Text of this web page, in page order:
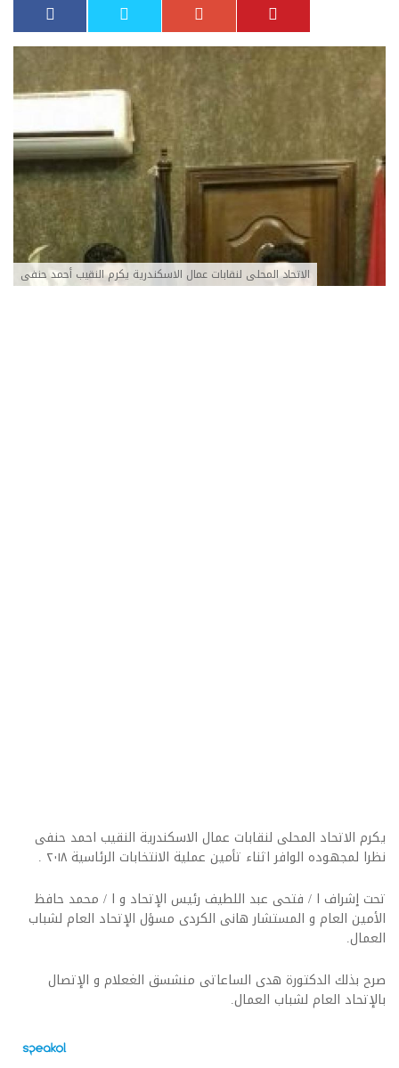
الاتحاد المحلى لنقابات عمال الاسكندرية يكرم النقيب أحمد حنفى
يكرم الاتحاد المحلى لنقابات عمال الاسكندرية النقيب احمد حنفى
نظرا لمجهوده الوافر اثناء تأمين عملية الانتخابات الرئاسية ٢٠١٨ .
تحت إشراف ا / فتحى عبد اللطيف رئيس الإتحاد و ا / محمد حافظ
الأمين العام و المستشار هانى الكردى مسؤل الإتحاد العام لشباب
العمال.
صرح بذلك الدكتورة هدى الساعاتى منشسق الغعلام و الإتصال
بالإتحاد العام لشباب العمال.